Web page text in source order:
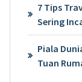
7 Tips
Sering
Piala
Tuan